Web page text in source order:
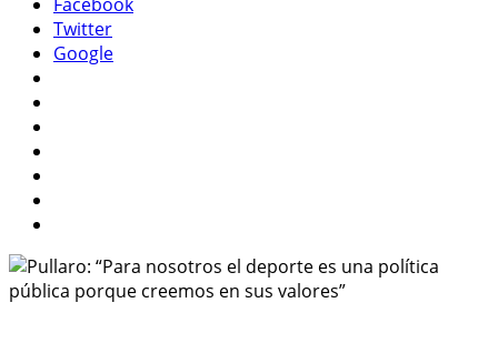
Twitter
Google